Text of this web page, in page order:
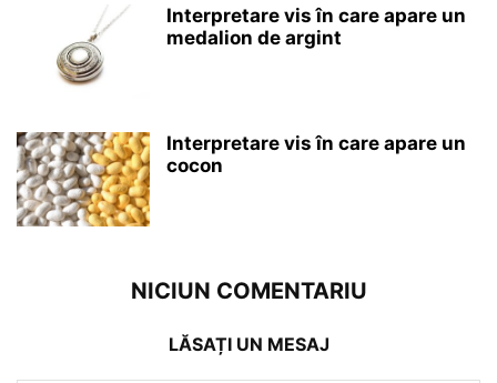
Interpretare vis în care apare un
medalion de argint
Interpretare vis în care apare un
cocon
NICIUN COMENTARIU
LĂSAȚI UN MESAJ